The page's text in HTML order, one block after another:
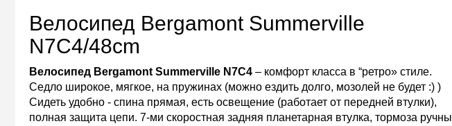
Велосипед Bergamont Summerville
N7C4/48cm
Велосипед Bergamont Summerville N7C4 – комфорт класса в “ретро» стиле.
Седло широкое, мягкое, на пружинах (можно ездить долго, мозолей не будет :) )
Сидеть удобно - спина прямая, есть освещение (работает от передней втулки),
полная защита цепи. 7-ми скоростная задняя планетарная втулка, тормоза